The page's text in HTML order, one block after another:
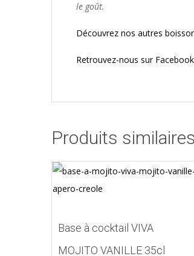
le goût.
Découvrez nos autres
Retrouvez-nous sur Facebook
Produits similaires
Base à cocktail VIVA
MOJITO VANILLE 35cl